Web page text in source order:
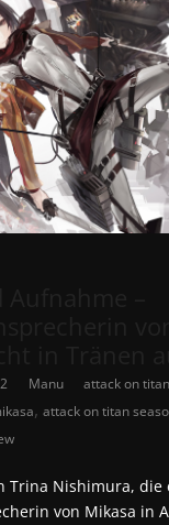
Manu attack on
,attack on titan
Trina Nishimura, die
von Mikasa in